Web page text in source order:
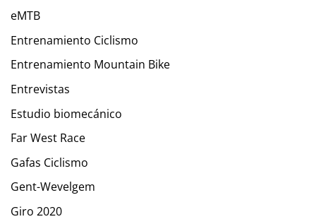
eMTB
Entrenamiento Ciclismo
Entrenamiento Mountain Bike
Entrevistas
Estudio biomecánico
Far West Race
Gafas Ciclismo
Gent-Wevelgem
Giro 2020